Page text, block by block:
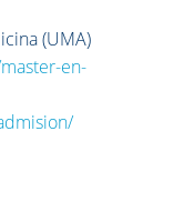
(UMA)
en-